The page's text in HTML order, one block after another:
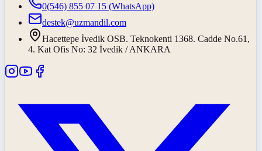
0(546) 855 07 15 (WhatsApp)
destek@uzmandil.com
Hacettepe İvedik OSB. Teknokenti 1368. Cadde No.61,
4. Kat Ofis No: 32 İvedik / ANKARA